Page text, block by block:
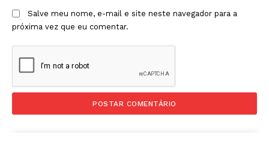
Salve meu nome, e-mail e site neste navegador para a
próxima vez que eu comentar.